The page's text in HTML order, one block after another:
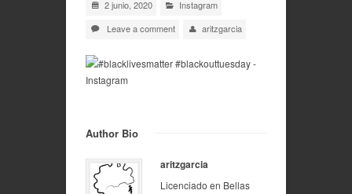
2 junio, 2020
Instagram
Leave a comment
aritzgarcia
Author Bio
aritzgarcia
Licenciado en Bellas